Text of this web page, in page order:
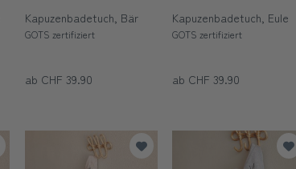
Kapuzenbadetuch, Bär
GOTS zertifiziert
ab CHF 39.90
Kapuzenbadetuch, Eule
GOTS zertifiziert
ab CHF 39.90